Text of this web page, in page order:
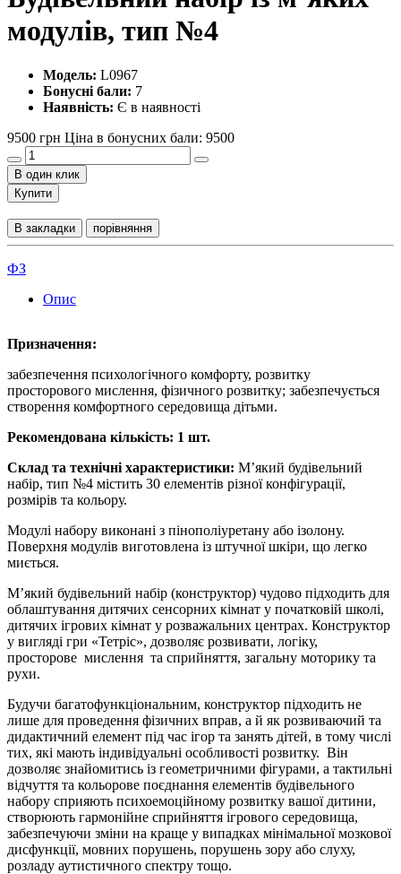
модулів, тип №4
Модель: L0967
Бонусні бали: 7
Наявність: Є в наявності
9500 грн Ціна в бонусних бали: 9500
В один клик
Купити
В закладки порівняння
ФЗ
Опис
Призначення:
забезпечення психологічного комфорту, розвитку
просторового мислення, фізичного розвитку; забезпечується
створення комфортного середовища дітьми.
Рекомендована кількість: 1 шт.
Склад та технічні характеристики: М’який будівельний
набір, тип №4 містить 30 елементів різної конфігурації,
розмірів та кольору.
Модулі набору виконані з пінополіуретану або ізолону.
Поверхня модулів виготовлена із штучної шкіри, що легко
миється.
М’який будівельний набір (конструктор) чудово підходить для
облаштування дитячих сенсорних кімнат у початковій школі,
дитячих ігрових кімнат у розважальних центрах. Конструктор
у вигляді гри «Тетріс», дозволяє розвивати, логіку,
просторове мислення та сприйняття, загальну моторику та
рухи.
Будучи багатофункціональним, конструктор підходить не
лише для проведення фізичних вправ, а й як розвиваючий та
дидактичний елемент під час ігор та занять дітей, в тому числі
тих, які мають індивідуальні особливості розвитку. Він
дозволяє знайомитись із геометричними фігурами, а тактильні
відчуття та кольорове поєднання елементів будівельного
набору сприяють психоемоційному розвитку вашої дитини,
створюють гармонійне сприйняття ігрового середовища,
забезпечуючи зміни на краще у випадках мінімальної мозкової
дисфункції, мовних порушень, порушень зору або слуху,
розладу аутистичного спектру тощо.